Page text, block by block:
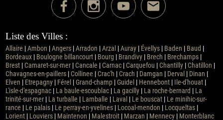
Liste des Villes :
Allaire Ambon Angers| Arradon Arzal| Auray| Évellys| Baden Baud
Bordeaux| Boulogne billancourt| Bourg Brandivy| Brech Brechamps|
Brest| Camaret-sur-mer| Cancale Carnac| Carquefou Chantilly| Chatillon
Chavagnes-en-paillers| Collinee Crac'h Crach Damgan Derval| Dinan
Elven
Etrepagny| Férel| Grand-champ| Guidel| Hennebont| Ile-d'houat|
L'isle-d'espagnac| La baule-escoublac| La gacilly| La roche-bernard
La
trinité-sur-mer| La turballe Lamballe Laval| Le bouscat| Le minihic-sur-
rance
Le palais| Le perray-en-yvelines| Locoal-mendon Locqueltas|
Lorient| Louviers| Maintenon Malestroit| Marzan Mennecy| Monterblanc